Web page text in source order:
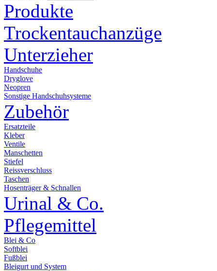
Produkte
Trockentauchanzüge
Unterzieher
Handschuhe
Dryglove
Neopren
Sonstige Handschuhsysteme
Zubehör
Ersatzteile
Kleber
Ventile
Manschetten
Stiefel
Reissverschluss
Taschen
Hosenträger & Schnallen
Urinal & Co.
Pflegemittel
Blei & Co
Softblei
Fußblei
Bleigurt und System